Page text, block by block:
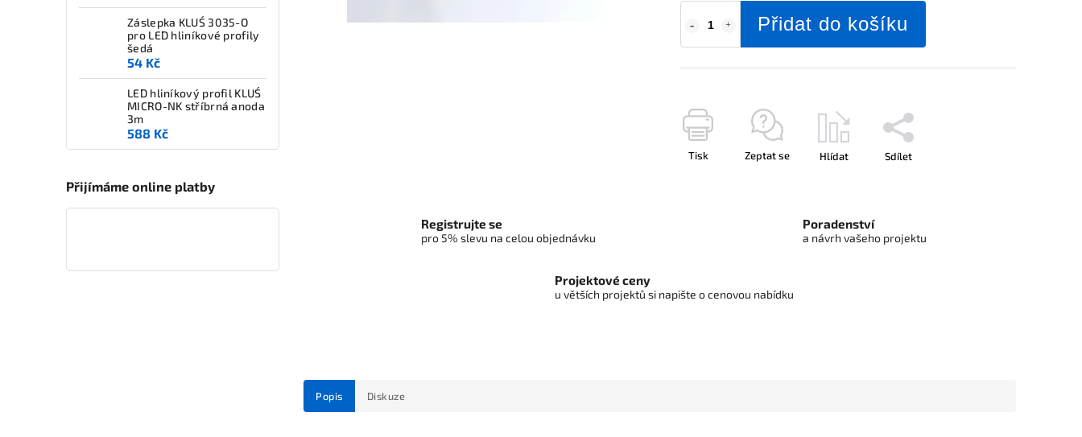
Záslepka KLUŚ 3035-O
pro LED hliníkové profily
šedá
54 Kč
LED hliníkový profil KLUŚ
MICRO-NK stříbrná anoda
3m
588 Kč
Přijímáme online platby
Přidat do košíku
Tisk Zeptat se Hlídat Sdílet
Registrujte se
pro 5% slevu na celou objednávku
Poradenství
a návrh vašeho projektu
Projektové ceny
u větších projektů si napište o cenovou nabídku
Popis Diskuze